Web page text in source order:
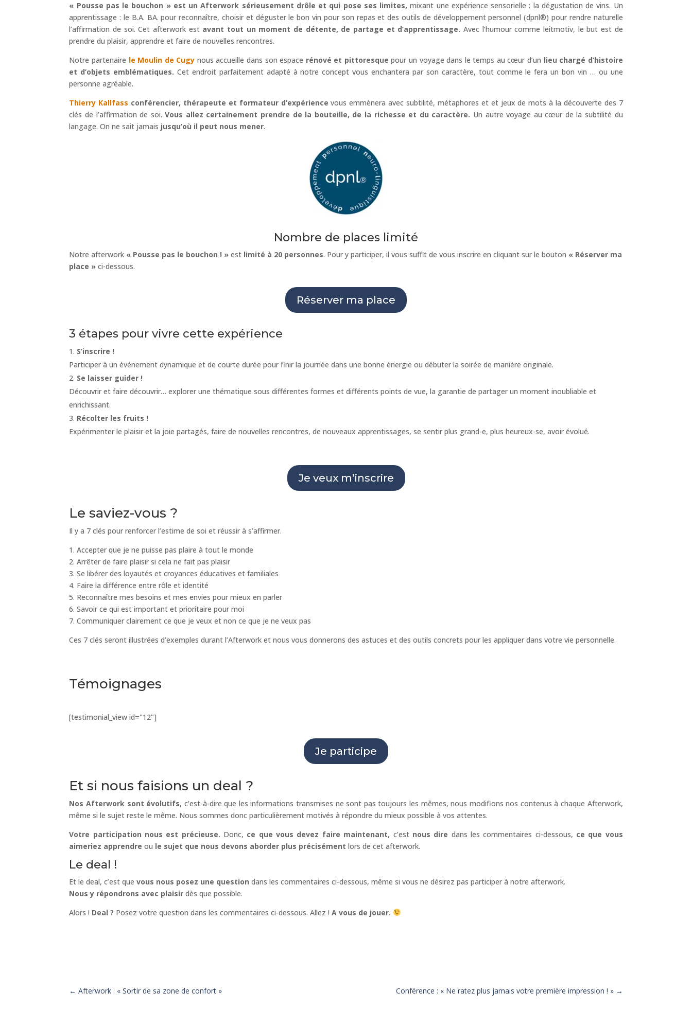
« Pousse pas le bouchon » est un Afterwork sérieusement drôle et qui pose ses limites, mixant une expérience sensorielle : la dégustation de vins. Un
apprentissage : le B.A. BA. pour reconnaître, choisir et déguster le bon vin pour son repas et des outils de développement personnel (dpnl®) pour rendre naturelle
l’affirmation de soi. Cet afterwork est avant tout un moment de détente, de partage et d’apprentissage. Avec l’humour comme leitmotiv, le but est de
prendre du plaisir, apprendre et faire de nouvelles rencontres.
Notre partenaire le Moulin de Cugy nous accueille dans son espace rénové et pittoresque pour un voyage dans le temps au cœur d’un lieu chargé d’histoire
et d’objets emblématiques. Cet endroit parfaitement adapté à notre concept vous enchantera par son caractère, tout comme le fera un bon vin … ou une
personne agréable.
Thierry Kallfass conférencier, thérapeute et formateur d’expérience vous emmènera avec subtilité, métaphores et et jeux de mots à la découverte des 7
clés de l’affirmation de soi.Vous allez certainement prendre de la bouteille, de la richesse et du caractère. Un autre voyage au cœur de la subtilité du
langage. On ne sait jamais jusqu’où il peut nous mener.
Nombre de places limité
Notre afterwork « Pousse pas le bouchon ! » est limité à 20 personnes. Pour y participer, il vous suffit de vous inscrire en cliquant sur le bouton « Réserver ma
place » ci-dessous.
Réserver ma place
3 étapes pour vivre cette expérience
S’inscrire !
Participer à un événement dynamique et de courte durée pour finir la journée dans une bonne énergie ou débuter la soirée de manière originale.
Se laisser guider !
Découvrir et faire découvrir… explorer une thématique sous différentes formes et différents points de vue, la garantie de partager un moment inoubliable et
enrichissant.
Récolter les fruits !
Expérimenter le plaisir et la joie partagés, faire de nouvelles rencontres, de nouveaux apprentissages, se sentir plus grand-e, plus heureux-se, avoir évolué.
Je veux m’inscrire
Le saviez-vous ?
Il y a 7 clés pour renforcer l’estime de soi et réussir à s’affirmer.
1. Accepter que je ne puisse pas plaire à tout le monde
2. Arrêter de faire plaisir si cela ne fait pas plaisir
3. Se libérer des loyautés et croyances éducatives et familiales
4. Faire la différence entre rôle et identité
5. Reconnaître mes besoins et mes envies pour mieux en parler
6. Savoir ce qui est important et prioritaire pour moi
7. Communiquer clairement ce que je veux et non ce que je ne veux pas
Ces 7 clés seront illustrées d’exemples durant l’Afterwork et nous vous donnerons des astuces et des outils concrets pour les appliquer dans votre vie personnelle.
Témoignages
[testimonial_view id="12"]
Je participe
Et si nous faisions un deal ?
Nos Afterwork sont évolutifs, c’est-à-dire que les informations transmises ne sont pas toujours les mêmes, nous modifions nos contenus à chaque Afterwork,
même si le sujet reste le même. Nous sommes donc particulièrement motivés à répondre du mieux possible à vos attentes.
Votre participation nous est précieuse. Donc, ce que vous devez faire maintenant, c’est nous dire dans les commentaires ci-dessous, ce que vous
aimeriez apprendre ou le sujet que nous devons aborder plus précisément lors de cet afterwork.
Le deal !
Et le deal, c’est quevous nous posez une question dans les commentaires ci-dessous, même si vous ne désirez pas participer à notre afterwork.
Nous y répondrons avec plaisir dès que possible.
Alors ! Deal ? Posez votre question dans les commentaires ci-dessous. Allez !A vous de jouer.
←Afterwork : « Sortir de sa zone de confort » Conférence : « Ne ratez plus jamais votre première impression ! »→